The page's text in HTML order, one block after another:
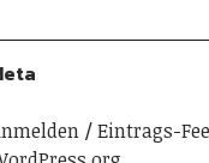
Eintrags-